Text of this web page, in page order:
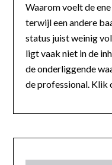
Waarom voelt de
terwijl een andere
status juist weinig
ligt vaak niet in de
de onderliggende
de professional. Klik